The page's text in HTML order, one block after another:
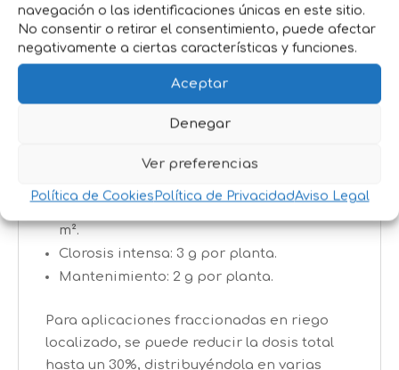
navegación o las identificaciones únicas en este sitio.
No consentir o retirar el consentimiento, puede afectar
negativamente a ciertas características y funciones.
Aceptar
Denegar
Ver preferencias
Política de Cookies Política de PrivacidadAviso Legal
Es recomendable aplicar al final del
invierno o al inicio de la primavera,
cultivo y la severidad de la deficiencia.
Dosis recomendadas según cultivo:
Cítricos y frutales: 20-90 g por planta.
Hortícolas y ornamentales: 2-6 kg por 1000
m².
Clorosis intensa: 3 g por planta.
Mantenimiento: 2 g por planta.
Para aplicaciones fraccionadas en riego
localizado, se puede reducir la dosis total
hasta un 30%, distribuyéndola en varias